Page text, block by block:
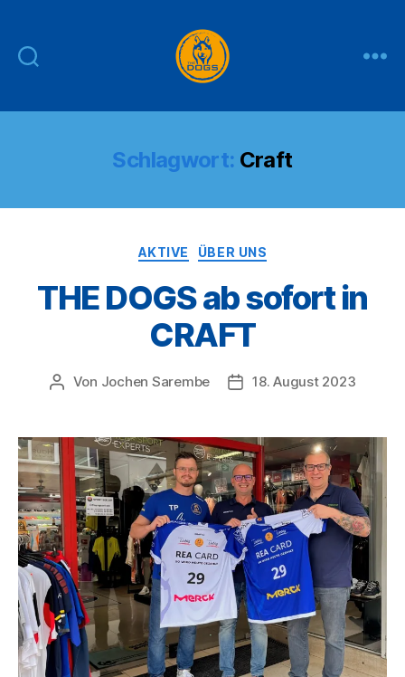
DOGS
Schlagwort: Craft
Kategorien
AKTIVE ÜBER UNS
THE DOGS ab sofort in
CRAFT
Beitragsautor
Von Jochen Sarembe Veröffentlichungsdatum
18. August 2023